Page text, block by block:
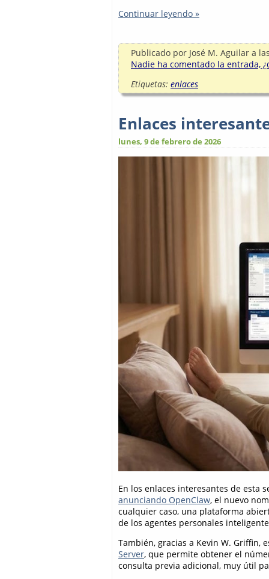
Continuar leyendo »
Publicado por José M. Aguilar a
Nadie ha comentado la entrada,
Etiquetas: enlaces
Enlaces
lunes, 9 de febrero de 2026
En los enlaces interesantes de esta
anunciando OpenClaw, el nuevo
cualquier caso, una plataforma
de los agentes personales
También, gracias a Kevin W. Griffin,
Server, que permite obtener el
consulta previa adicional, muy útil